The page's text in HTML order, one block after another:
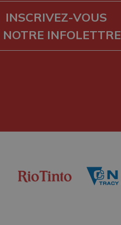
INSCRIVEZ-VOUS
INFOLETTRE